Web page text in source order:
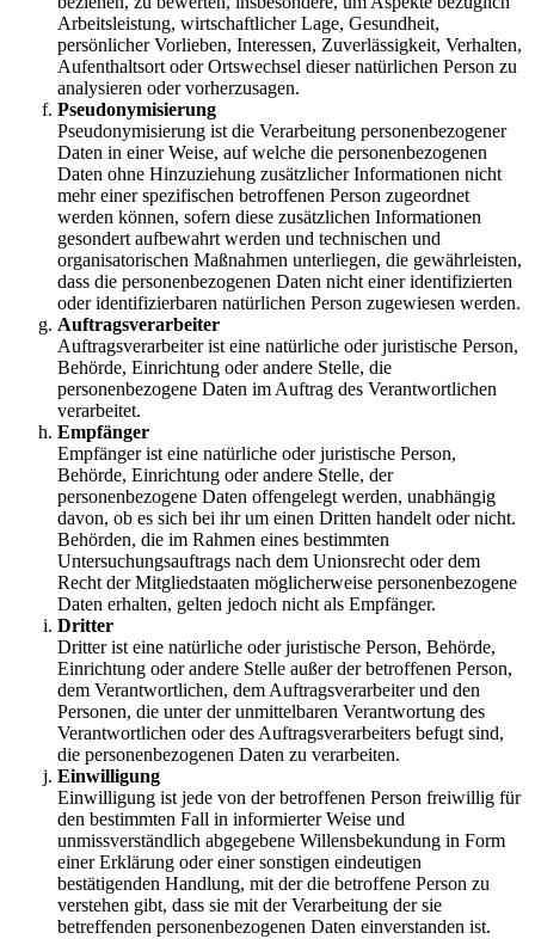
Arbeitsleistung, wirtschaftlicher Lage, Gesundheit,
persönlicher Vorlieben, Interessen, Zuverlässigkeit, Verhalten,
Aufenthaltsort oder Ortswechsel dieser natürlichen Person zu
analysieren oder vorherzusagen.
Pseudonymisierung
Pseudonymisierung ist die Verarbeitung personenbezogener
Daten in einer Weise, auf welche die personenbezogenen
Daten ohne Hinzuziehung zusätzlicher Informationen nicht
mehr einer spezifischen betroffenen Person zugeordnet
werden können, sofern diese zusätzlichen Informationen
gesondert aufbewahrt werden und technischen und
organisatorischen Maßnahmen unterliegen, die gewährleisten,
dass die personenbezogenen Daten nicht einer identifizierten
oder identifizierbaren natürlichen Person zugewiesen werden.
Auftragsverarbeiter
Auftragsverarbeiter ist eine natürliche oder juristische Person,
Behörde, Einrichtung oder andere Stelle, die
personenbezogene Daten im Auftrag des Verantwortlichen
verarbeitet.
Empfänger
Empfänger ist eine natürliche oder juristische Person,
Behörde, Einrichtung oder andere Stelle, der
personenbezogene Daten offengelegt werden, unabhängig
davon, ob es sich bei ihr um einen Dritten handelt oder nicht.
Behörden, die im Rahmen eines bestimmten
Untersuchungsauftrags nach dem Unionsrecht oder dem
Recht der Mitgliedstaaten möglicherweise personenbezogene
Daten erhalten, gelten jedoch nicht als Empfänger.
Dritter
Dritter ist eine natürliche oder juristische Person, Behörde,
Einrichtung oder andere Stelle außer der betroffenen Person,
dem Verantwortlichen, dem Auftragsverarbeiter und den
Personen, die unter der unmittelbaren Verantwortung des
Verantwortlichen oder des Auftragsverarbeiters befugt sind,
die personenbezogenen Daten zu verarbeiten.
Einwilligung
Einwilligung ist jede von der betroffenen Person freiwillig für
den bestimmten Fall in informierter Weise und
unmissverständlich abgegebene Willensbekundung in Form
einer Erklärung oder einer sonstigen eindeutigen
bestätigenden Handlung, mit der die betroffene Person zu
verstehen gibt, dass sie mit der Verarbeitung der sie
betreffenden personenbezogenen Daten einverstanden ist.